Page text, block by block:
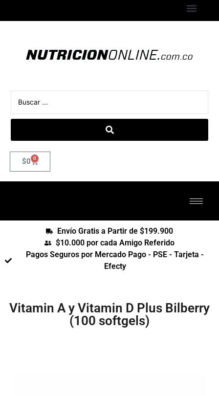
$0 0
Envío Gratis a Partir de $199.900
$10.000 por cada Amigo Referido
Pagos Seguros por Mercado Pago - PSE - Tarjeta -
Efecty
Vitamin A y Vitamin D Plus Bilberry
(100 softgels)